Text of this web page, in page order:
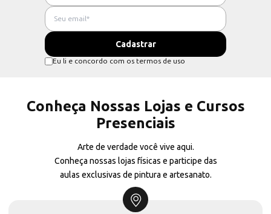
Eu li e concordo com os termos de uso
Conheça Nossas Lojas e Cursos
Presenciais
Arte de verdade você vive aqui.
Conheça nossas lojas físicas e participe das
aulas exclusivas de pintura e artesanato.